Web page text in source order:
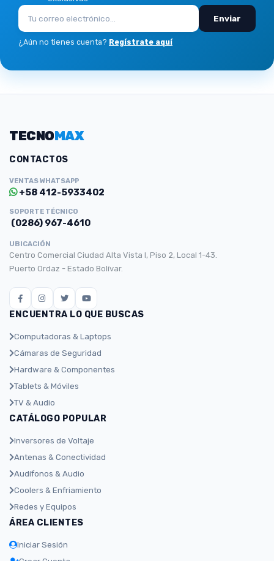
Enviar
¿Aún no tienes cuenta? Regístrate aquí
TECNOMAX
CONTACTOS
VENTAS WHATSAPP
+58 412-5933402
SOPORTE TÉCNICO
(0286) 967-4610
UBICACIÓN
Centro Comercial Ciudad Alta Vista I, Piso 2, Local 1-43.
Puerto Ordaz - Estado Bolívar.
ENCUENTRA LO QUE BUSCAS
Computadoras & Laptops
Cámaras de Seguridad
Hardware & Componentes
Tablets & Móviles
TV & Audio
CATÁLOGO POPULAR
Inversores de Voltaje
Antenas & Conectividad
Audífonos & Audio
Coolers & Enfriamiento
Redes y Equipos
ÁREA CLIENTES
Iniciar Sesión